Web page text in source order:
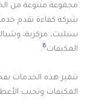
مجموعة متنوعة من
شركة كفاءة تقدم
سبليت، مركزية،
المكيفات8
.
تتميز هذه الخدمات
المكيفات وتجنب